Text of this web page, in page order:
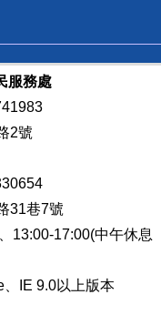
服務處
2號
31巷7號
13:00-17:00(中午休息
IE 9.0以上版本